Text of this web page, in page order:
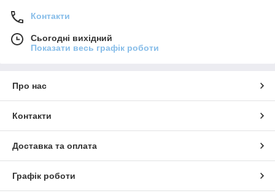
Контакти
Сьогодні вихідний
Показати весь графік роботи
Про нас
Контакти
Доставка та оплата
Графік роботи